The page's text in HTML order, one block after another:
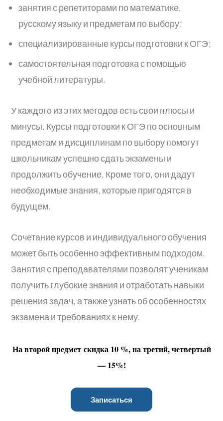
занятия с репетиторами по математике,
русскому языку и предметам по выбору;
специализированные курсы подготовки к ОГЭ;
самостоятельная подготовка с помощью
учебной литературы.
У каждого из этих методов есть свои плюсы и
минусы. Курсы подготовки к ОГЭ по основным
предметам и дисциплинам по выбору помогут
школьникам успешно сдать экзамены и
продолжить обучение. Кроме того, они дадут
необходимые знания, которые пригодятся в
будущем.
Сочетание курсов и индивидуального обучения
может быть особенно эффективным подходом.
Занятия с преподавателями позволят ученикам
получить глубокие знания и отработать навыки
решения задач, а также узнать об особенностях
экзамена и требованиях к нему.
На второй предмет скидка 10 %, на третий, четвертый
— 15%!
Записаться